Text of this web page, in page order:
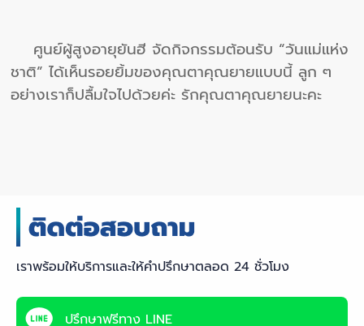
ศูนย์ผู้สูงอายุยันฮี จัดกิจกรรมต้อนรับ “วันแม่แห่ง
ชาติ” ได้เห็นรอยยิ้มของคุณตาคุณยายแบบนี้ ลูก ๆ
อย่างเราก็ปลื้มใจไปด้วยค่ะ รักคุณตาคุณยายนะคะ
เราพร้อมให้บริการและให้คำปรึกษาตลอด 24 ชั่วโมง
ปรึกษาฟรีทาง LINE